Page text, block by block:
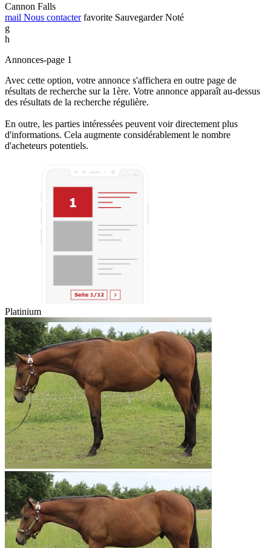
Cannon Falls
mail Nous contacter favorite Sauvegarder Noté
g
h
Annonces-page 1
Avec cette option, votre annonce s'affichera en outre page de
résultats de recherche sur la 1ère. Votre annonce apparaît au-dessus
des résultats de la recherche régulière.
En outre, les parties intéressées peuvent voir directement plus
d'informations. Cela augmente considérablement le nombre
d'acheteurs potentiels.
Platinium